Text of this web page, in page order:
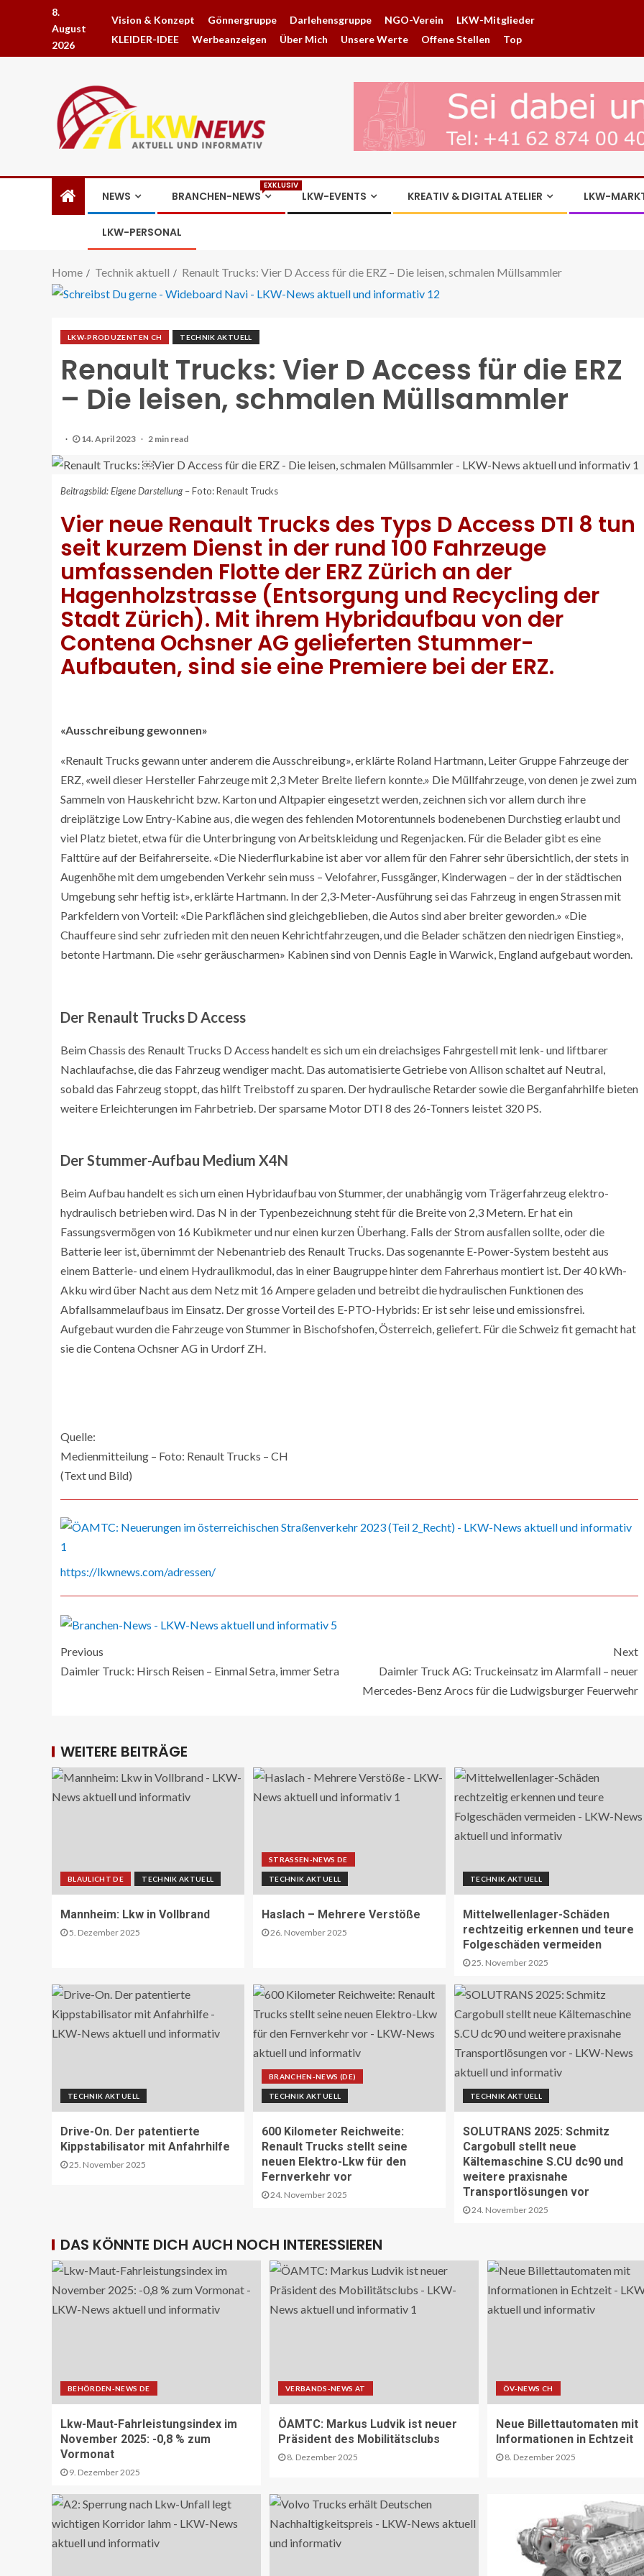
8.
August
2026
Vision & Konzept Gönnergruppe Darlehensgruppe NGO-Verein
LKW-Mitglieder
KLEIDER-IDEE
Werbeanzeigen Über Mich Unsere Werte Offene Stellen Top
NEWS BRANCHEN-NEWS
EXKLUSIV
LKW-EVENTS KREATIV & DIGITAL ATELIER LKW-
LKW-PERSONAL
Home Technik aktuell Renault Trucks: Vier D Access für die ERZ – Die leisen, schmalen Müllsammler
LKW-PRODUZENTEN CH TECHNIK AKTUELL
Renault Trucks: Vier D Access für die ERZ
– Die leisen, schmalen Müllsammler
14. April 2023 2 min read
Beitragsbild: Eigene Darstellung– Foto: Renault Trucks
Vier neue Renault Trucks des Typs D Access DTI 8 tun
seit kurzem Dienst in der rund 100 Fahrzeuge
umfassenden Flotte der ERZ Zürich an der
Hagenholzstrasse (Entsorgung und Recycling der
Stadt Zürich). Mit ihrem Hybridaufbau von der
Contena Ochsner AG gelieferten Stummer-
Aufbauten, sind sie eine Premiere bei der ERZ.
«Ausschreibung gewonnen»
«Renault Trucks gewann unter anderem die Ausschreibung», erklärte Roland Hartmann, Leiter Gruppe Fahrzeuge der
ERZ, «weil dieser Hersteller Fahrzeuge mit 2,3 Meter Breite liefern konnte.» Die Müllfahrzeuge, von denen je zwei zum
Sammeln von Hauskehricht bzw. Karton und Altpapier eingesetzt werden, zeichnen sich vor allem durch ihre
dreiplätzige Low Entry-Kabine aus, die wegen des fehlenden Motorentunnels bodenebenen Durchstieg erlaubt und
viel Platz bietet, etwa für die Unterbringung von Arbeitskleidung und Regenjacken. Für die Belader gibt es eine
Falttüre auf der Beifahrerseite. «Die Niederflurkabine ist aber vor allem für den Fahrer sehr übersichtlich, der stets in
Augenhöhe mit dem umgebenden Verkehr sein muss – Velofahrer, Fussgänger, Kinderwagen – der in der städtischen
Umgebung sehr heftig ist», erklärte Hartmann. In der 2,3-Meter-Ausführung sei das Fahrzeug in engen Strassen mit
Parkfeldern von Vorteil: «Die Parkflächen sind gleichgeblieben, die Autos sind aber breiter geworden.» «Die
Chauffeure sind sehr zufrieden mit den neuen Kehrichtfahrzeugen, und die Belader schätzen den niedrigen Einstieg»,
betonte Hartmann. Die «sehr geräuscharmen» Kabinen sind von Dennis Eagle in Warwick, England aufgebaut worden.
Der Renault Trucks D Access
Beim Chassis des Renault Trucks D Access handelt es sich um ein dreiachsiges Fahrgestell mit lenk- und liftbarer
Nachlaufachse, die das Fahrzeug wendiger macht. Das automatisierte Getriebe von Allison schaltet auf Neutral,
sobald das Fahrzeug stoppt, das hilft Treibstoff zu sparen. Der hydraulische Retarder sowie die Berganfahrhilfe bieten
weitere Erleichterungen im Fahrbetrieb. Der sparsame Motor DTI 8 des 26-Tonners leistet 320 PS.
Der Stummer-Aufbau Medium X4N
Beim Aufbau handelt es sich um einen Hybridaufbau von Stummer, der unabhängig vom Trägerfahrzeug elektro-
hydraulisch betrieben wird. Das N in der Typenbezeichnung steht für die Breite von 2,3 Metern. Er hat ein
Fassungsvermögen von 16 Kubikmeter und nur einen kurzen Überhang. Falls der Strom ausfallen sollte, oder die
Batterie leer ist, übernimmt der Nebenantrieb des Renault Trucks. Das sogenannte E-Power-System besteht aus
einem Batterie- und einem Hydraulikmodul, das in einer Baugruppe hinter dem Fahrerhaus montiert ist. Der 40 kWh-
Akku wird über Nacht aus dem Netz mit 16 Ampere geladen und betreibt die hydraulischen Funktionen des
Abfallsammelaufbaus im Einsatz. Der grosse Vorteil des E-PTO-Hybrids: Er ist sehr leise und emissionsfrei.
Aufgebaut wurden die Fahrzeuge von Stummer in Bischofshofen, Österreich, geliefert. Für die Schweiz fit gemacht hat
sie die Contena Ochsner AG in Urdorf ZH.
Quelle:
Medienmitteilung – Foto: Renault Trucks – CH
(Text und Bild)
https://lkwnews.com/adressen/
Previous
Daimler Truck: Hirsch Reisen – Einmal Setra, immer Setra
Next
Daimler Truck AG: Truckeinsatz im Alarmfall – neuer
Mercedes-Benz Arocs für die Ludwigsburger Feuerwehr
WEITERE BEITRÄGE
BLAULICHT DE TECHNIK AKTUELL
Mannheim: Lkw in Vollbrand
5. Dezember 2025
STRASSEN-NEWS DE
TECHNIK AKTUELL
Haslach – Mehrere Verstöße
26. November 2025
TECHNIK AKTUELL
Mittelwellenlager-Schäden
rechtzeitig erkennen und teure
Folgeschäden vermeiden
25. November 2025
TECHNIK AKTUELL
Drive-On. Der patentierte
Kippstabilisator mit Anfahrhilfe
25. November 2025
BRANCHEN-NEWS (DE)
TECHNIK AKTUELL
600 Kilometer Reichweite:
Renault Trucks stellt seine
neuen Elektro-Lkw für den
Fernverkehr vor
24. November 2025
TECHNIK AKTUELL
SOLUTRANS 2025: Schmitz
Cargobull stellt neue
Kältemaschine S.CU dc90 und
weitere praxisnahe
Transportlösungen vor
24. November 2025
DAS KÖNNTE DICH AUCH NOCH INTERESSIEREN
BEHÖRDEN-NEWS DE
Lkw-Maut-Fahrleistungsindex im
November 2025: -0,8 % zum
Vormonat
9. Dezember 2025
VERBANDS-NEWS AT
ÖAMTC: Markus Ludvik ist neuer
Präsident des Mobilitätsclubs
8. Dezember 2025
ÖV-NEWS CH
Neue Billettautomaten mit
Informationen in Echtzeit
8. Dezember 2025